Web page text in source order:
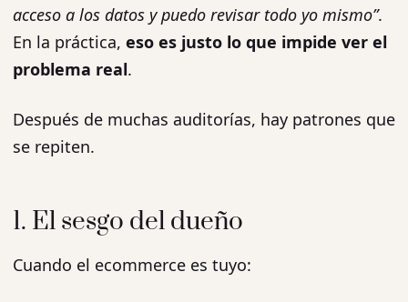
acceso a los datos y puedo revisar todo yo mismo”.
En la práctica, eso es justo lo que impide ver el
problema real.
Después de muchas auditorías, hay patrones que
se repiten.
1. El sesgo del dueño
Cuando el ecommerce es tuyo: